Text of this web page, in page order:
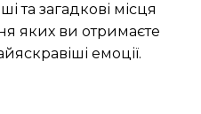
та загадкові місця
яких ви отримаєте
емоції.